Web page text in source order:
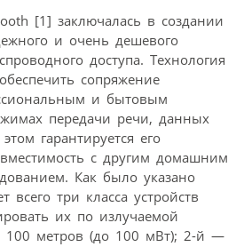
[1] заключалась в создании
и очень дешевого
доступа. Технология
сопряжение
и бытовым
передачи речи, данных
гарантируется его
с другим домашним
Как было указано
всего три класса устройств
их по излучаемой
метров (до 100 мВт); 2-й —